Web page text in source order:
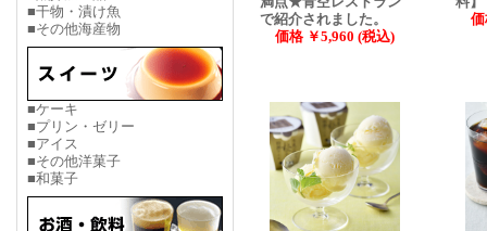
■干物・漬け魚
■その他海産物
■ケーキ
■プリン・ゼリー
■アイス
■その他洋菓子
■和菓子
で紹介されました。
価格 ￥5,960 (税込)
価